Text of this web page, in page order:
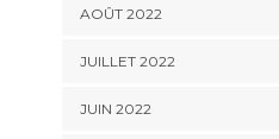
AOÛT 2022
JUILLET 2022
JUIN 2022